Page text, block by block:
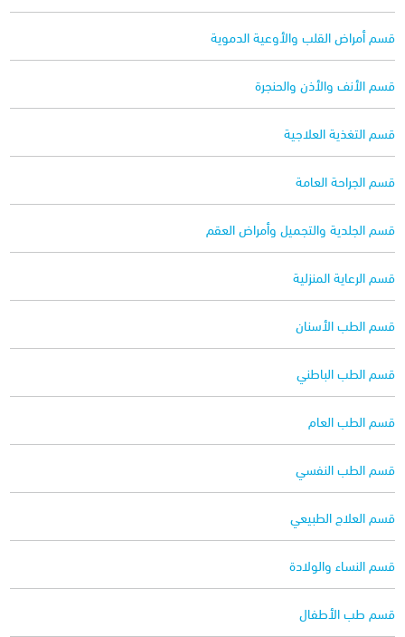
قسم أمراض القلب والأوعية الدموية
قسم الأنف والأذن والحنجرة
قسم التغذية العلاجية
قسم الجراحة العامة
قسم الجلدية والتجميل وأمراض العقم
قسم الرعاية المنزلية
قسم الطب الأسنان
قسم الطب الباطني
قسم الطب العام
قسم الطب النفسي
قسم العلاج الطبيعي
قسم النساء والولادة
قسم طب الأطفال